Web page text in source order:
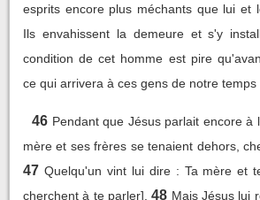
esprits encore plus méchants que lui et
Ils envahissent la demeure et s'y
condition de cet homme est pire
ce qui arrivera à ces gens de notre temps
46 Pendant que Jésus parlait encore à
mère et ses frères se tenaient dehors,
47 Quelqu'un vint lui dire : Ta mère et
cherchent à te parler]. 48 Mais Jésus lui